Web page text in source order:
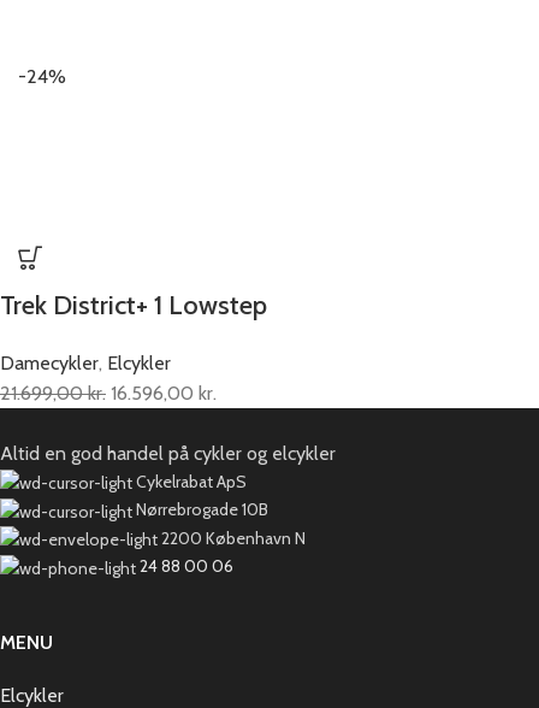
-24%
Trek District+ 1 Lowstep
Damecykler, Elcykler
21.699,00kr. 16.596,00 kr.
Altid en god handel på cykler og elcykler
Cykelrabat ApS
Nørrebrogade 10B
2200 København N
24 88 00 06
MENU
Elcykler